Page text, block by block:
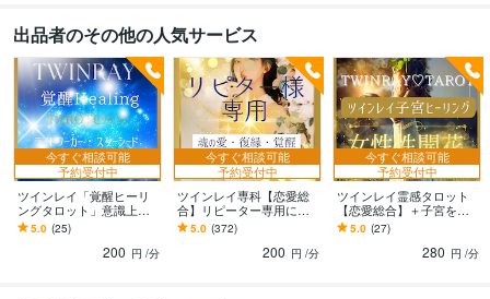
宅地建物取引士（旧 宅地建物取引主任者）
インテリアコーディネーター 取得年 : 2015年
ビジネス・クリエイティブツール
ペライチ:7年PowerPoint:10年Word:15年
得意分野
占い ツインレイ霊感TAROTセッション
タロット占い
占い ツインレイ専科霊感TAROT鑑定
出品者のその他の人気サービス
今すぐ相談可能
予約受付中
ツインレイ「覚醒ヒーリ
ングタロット」意識上昇
します ★ツインレイ★ツ
インソウル★覚醒★人生
総合★転機★使命
5.0 (25)
200 円 /分
今すぐ相談可能
予約受付中
ツインレイ専科【恋愛総
合】リピーター専用にな
ります ★ツインレイ★ツ
インソウル★カタワレ★
相性★復縁★恋愛占い★
5.0 (372)
200 円 /分
今すぐ相談可能
予約受付中
ツインレイ霊感タロット
【恋愛総合】＋子宮を癒
します ★ツインレイ★ツ
インソウル★恋愛★恋愛
5.0 (27)
280 円 /分